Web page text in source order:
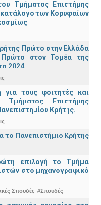
Τμήματος Επιστήμης
των Κορυφαίων
Πρώτο στην Ελλάδα
στον Τομέα της
2024
για τους φοιτητές και
Τμήματος Επιστήμης
Κρήτης.
το Πανεπιστήμιο Κρήτης
επιλογή το Τμήμα
στο μηχανογραφικό
Σπουδές #Σπουδές